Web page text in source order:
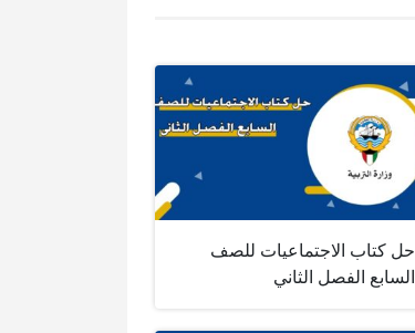
حل كتاب الاجتماعيات للصف
السابع الفصل الثاني